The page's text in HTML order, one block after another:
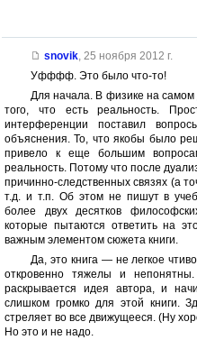
snovik, 25 ноября 2012 г.
Уфффф. Это было что-то!
Для начала. В физике на
того, что есть реальность.
интерференции поставил
объяснения. То, что якобы было
привело к еще большим
реальность. Потому что после
причинно-следственных связях (а
т.д. и т.п. Об этом не пишут в
более двух десятков
которые пытаются ответить на
важным элементом сюжета книги.
Да, это книга — не легкое
откровенно тяжелы и
раскрывается идея автора, и
слишком громко для этой книги.
стреляет во все движущееся. (Ну
Но это и не надо.